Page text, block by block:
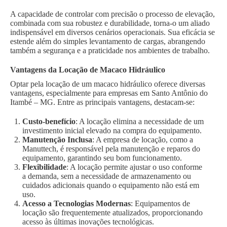
A capacidade de controlar com precisão o processo de elevação,
combinada com sua robustez e durabilidade, torna-o um aliado
indispensável em diversos cenários operacionais. Sua eficácia se
estende além do simples levantamento de cargas, abrangendo
também a segurança e a praticidade nos ambientes de trabalho.
Vantagens da Locação de Macaco Hidráulico
Optar pela locação de um macaco hidráulico oferece diversas
vantagens, especialmente para empresas em Santo Antônio do
Itambé – MG. Entre as principais vantagens, destacam-se:
Custo-benefício: A locação elimina a necessidade de um
investimento inicial elevado na compra do equipamento.
Manutenção Inclusa: A empresa de locação, como a
Manuttech, é responsável pela manutenção e reparos do
equipamento, garantindo seu bom funcionamento.
Flexibilidade: A locação permite ajustar o uso conforme
a demanda, sem a necessidade de armazenamento ou
cuidados adicionais quando o equipamento não está em
uso.
Acesso a Tecnologias Modernas: Equipamentos de
locação são frequentemente atualizados, proporcionando
acesso às últimas inovações tecnológicas.